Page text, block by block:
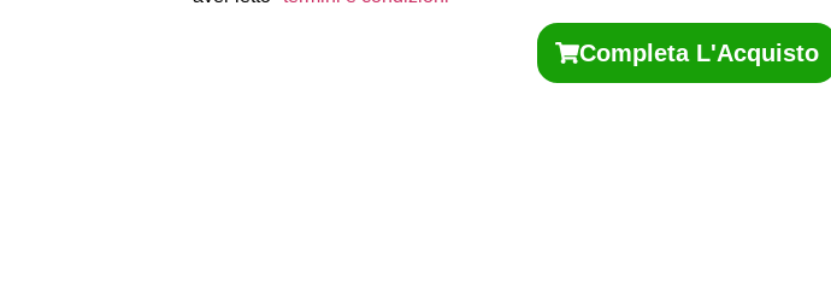
Completa L'Acquisto